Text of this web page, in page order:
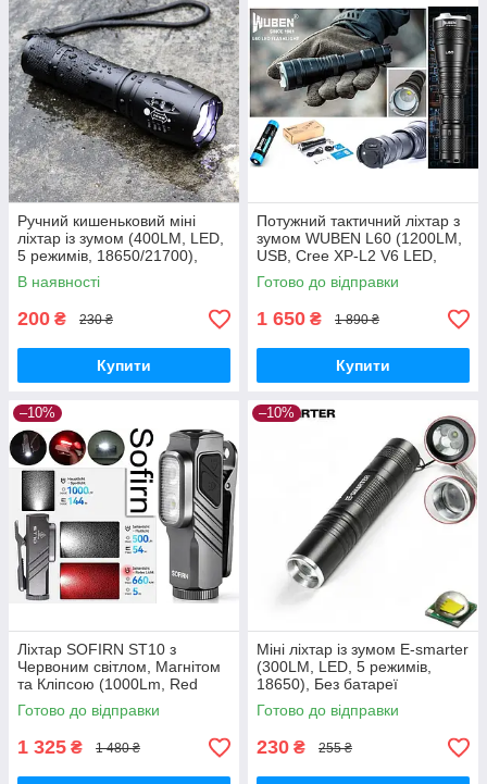
Ручний кишеньковий міні
ліхтар із зумом (400LM, LED,
5 режимів, 18650/21700),
Ліхтарик без батареї
В наявності
200 ₴ 230 ₴
Купити
Потужний тактичний ліхтар з
зумом WUBEN L60 (1200LM,
USB, Cree XP-L2 V6 LED,
IP68, Акумулятор
18650*2600mAh)
Готово до відправки
1 650 ₴ 1 890 ₴
Купити
–10%
Ліхтар SOFIRN ST10 з
Червоним світлом, Магнітом
та Кліпсою (1000Lm, Red
LED, 14500 AA 900mAh USB-
C, IPX6, 144 метри)
Готово до відправки
1 325 ₴ 1 480 ₴
–10%
Міні ліхтар із зумом E-smarter
(300LM, LED, 5 режимів,
18650), Без батареї
Готово до відправки
230 ₴ 255 ₴